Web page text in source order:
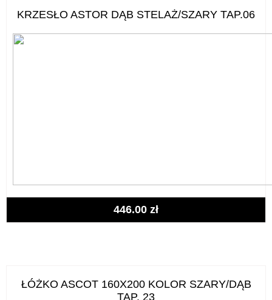
KRZESŁO ASTOR DĄB STELAŻ/SZARY TAP.06
446.00 zł
ŁÓŻKO ASCOT 160X200 KOLOR SZARY/DĄB
TAP. 23